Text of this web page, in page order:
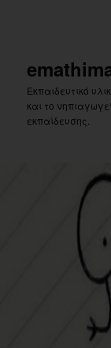
Εκπαιδευτικό
και το
εκπαίδευσης.